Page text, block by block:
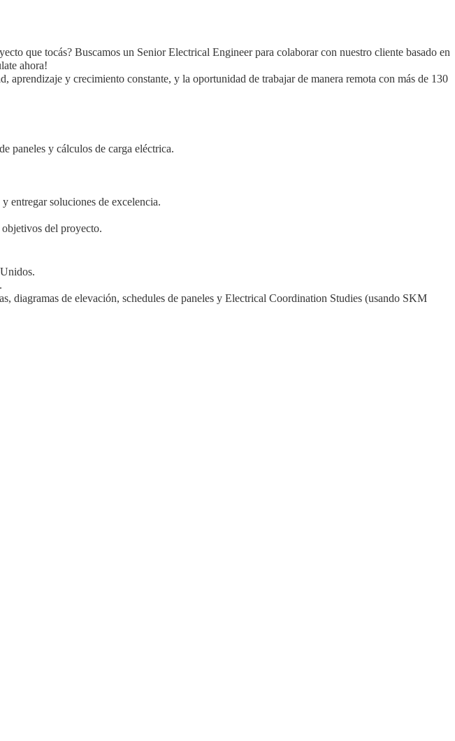
que tocás? Buscamos un Senior Electrical Engineer para colaborar con nuestro cliente basado en
ahora!
y crecimiento constante, y la oportunidad de trabajar de manera remota con más de 130
paneles y cálculos de carga eléctrica.
entregar soluciones de excelencia.
del proyecto.
diagramas de elevación, schedules de paneles y Electrical Coordination Studies (usando SKM